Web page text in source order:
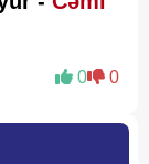
0 0